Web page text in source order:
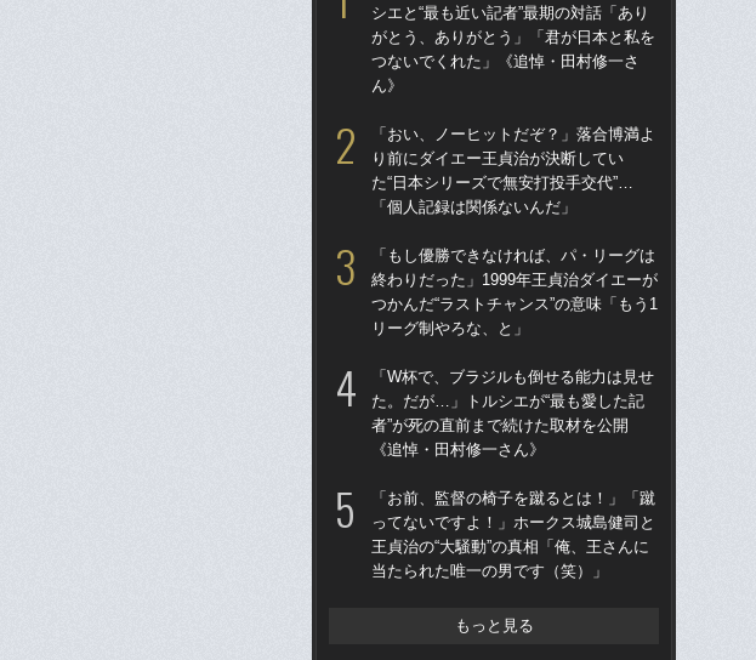
シエと“最も近い記者”最期の対話「あり
がとう、ありがとう」「君が日本と私を
つないでくれた」《追悼・田村修一さ
ん》
「おい、ノーヒットだぞ？」落合博満よ
り前にダイエー王貞治が決断してい
た“日本シリーズで無安打投手交代”…
「個人記録は関係ないんだ」
「もし優勝できなければ、パ・リーグは
終わりだった」1999年王貞治ダイエーが
つかんだ“ラストチャンス”の意味「もう1
リーグ制やろな、と」
「W杯で、ブラジルも倒せる能力は見せ
た。だが…」トルシエが“最も愛した記
者”が死の直前まで続けた取材を公開
《追悼・田村修一さん》
「お前、監督の椅子を蹴るとは！」「蹴
ってないですよ！」ホークス城島健司と
王貞治の“大騒動”の真相「俺、王さんに
当たられた唯一の男です（笑）」
もっと見る